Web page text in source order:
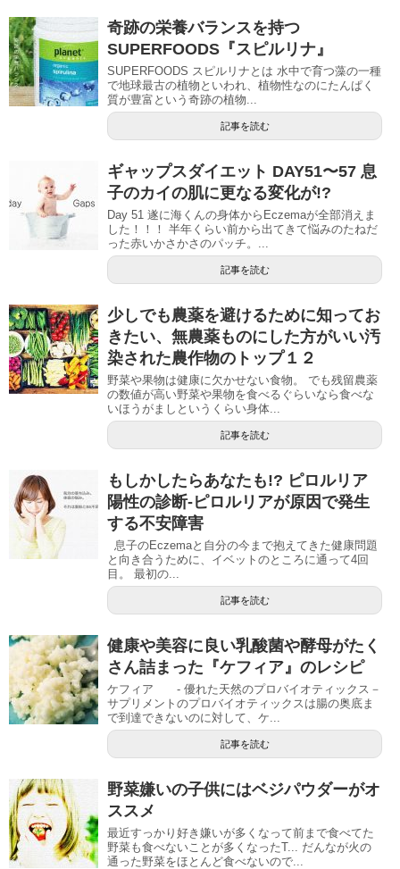
奇跡の栄養バランスを持つ
SUPERFOODS『スピルリナ』
SUPERFOODS スピルリナとは 水中で育つ藻の一種
で地球最古の植物といわれ、植物性なのにたんぱく
質が豊富という奇跡の植物...
記事を読む
ギャップスダイエット DAY51〜57 息
子のカイの肌に更なる変化が!?
Day 51 遂に海くんの身体からEczemaが全部消えま
した！！！ 半年くらい前から出てきて悩みのたねだ
った赤いかさかさのパッチ。...
記事を読む
少しでも農薬を避けるために知ってお
きたい、無農薬ものにした方がいい汚
染された農作物のトップ１２
野菜や果物は健康に欠かせない食物。 でも残留農薬
の数値が高い野菜や果物を食べるぐらいなら食べな
いほうがましというくらい身体...
記事を読む
もしかしたらあなたも!? ピロルリア
陽性の診断‐ピロルリアが原因で発生
する不安障害
息子のEczemaと自分の今まで抱えてきた健康問題
と向き合うために、イベットのところに通って4回
目。 最初の...
記事を読む
健康や美容に良い乳酸菌や酵母がたく
さん詰まった『ケフィア』のレシピ
ケフィア - 優れた天然のプロバイオティックス－
サプリメントのプロバイオティックスは腸の奥底ま
で到達できないのに対して、ケ...
記事を読む
野菜嫌いの子供にはベジパウダーがオ
ススメ
最近すっかり好き嫌いが多くなって前まで食べてた
野菜も食べないことが多くなったT... だんなが火の
通った野菜をほとんど食べないので...